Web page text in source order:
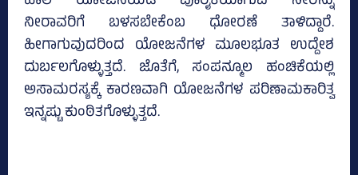
ನೀರಾವರಿಗೆ ಬಳಸಬೇಕೆಂಬ ಧೋರಣೆ ತಾಳಿದ್ದಾರೆ.
ಹೀಗಾಗುವುದರಿಂದ ಯೋಜನೆಗಳ ಮೂಲಭೂತ ಉದ್ದೇಶ
ದುರ್ಬಲಗೊಳ್ಳುತ್ತದೆ. ಜೊತೆಗೆ, ಸಂಪನ್ಮೂಲ ಹಂಚಿಕೆಯಲ್ಲಿ
ಅಸಾಮರಸ್ಯಕ್ಕೆ ಕಾರಣವಾಗಿ ಯೋಜನೆಗಳ ಪರಿಣಾಮಕಾರಿತ್ವ
ಇನ್ನಷ್ಟು ಕುಂಠಿತಗೊಳ್ಳುತ್ತದೆ.